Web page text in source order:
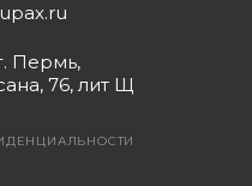
Пермь,
76, лит Щ